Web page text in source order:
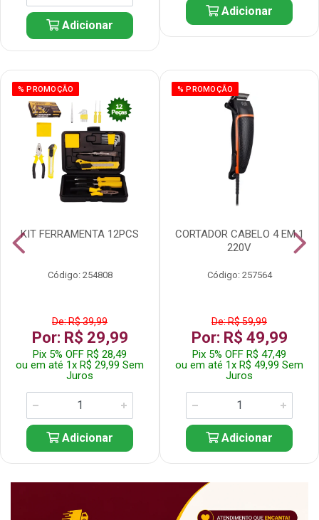
Adicionar
Adicionar
% PROMOÇÃO
KIT FERRAMENTA 12PCS
Código: 254808
De: R$ 39,99
Por: R$ 29,99
Pix 5% OFF R$ 28,49
ou em até 1x R$ 29,99 Sem
Juros
Adicionar
% PROMOÇÃO
CORTADOR CABELO 4 EM 1
220V
Código: 257564
De: R$ 59,99
Por: R$ 49,99
Pix 5% OFF R$ 47,49
ou em até 1x R$ 49,99 Sem
Juros
Adicionar